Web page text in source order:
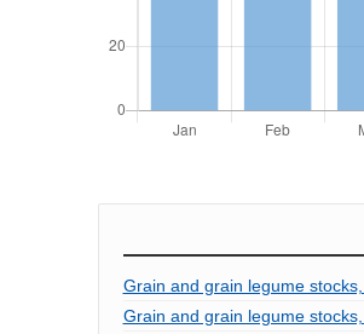
Grain and grain legume
Grain and grain legume